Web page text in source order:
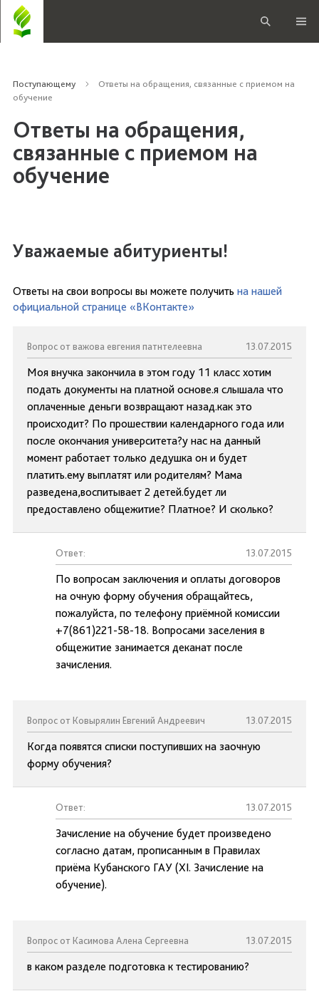
Поступающему
Ответы на обращения, связанные с приемом на
обучение
Ответы на обращения,
связанные с приемом на
обучение
Уважаемые абитуриенты!
Ответы на свои вопросы вы можете получить на нашей
официальной странице «ВКонтакте»
Вопрос от важова евгения патнтелеевна 13.07.2015
Моя внучка закончила в этом году 11 класс хотим
подать документы на платной основе.я слышала что
оплаченные деньги возвращают назад.как это
происходит? По прошествии календарного года или
после окончания университета?у нас на данный
момент работает только дедушка он и будет
платить.ему выплатят или родителям? Мама
разведена,воспитывает 2 детей.будет ли
предоставлено общежитие? Платное? И сколько?
Ответ: 13.07.2015
По вопросам заключения и оплаты договоров
на очную форму обучения обращайтесь,
пожалуйста, по телефону приёмной комиссии
+7(861)221-58-18. Вопросами заселения в
общежитие занимается деканат после
зачисления.
Вопрос от Ковырялин Евгений Андреевич 13.07.2015
Когда появятся списки поступивших на заочную
форму обучения?
Ответ: 13.07.2015
Зачисление на обучение будет произведено
согласно датам, прописанным в Правилах
приёма Кубанского ГАУ (XI. Зачисление на
обучение).
Вопрос от Касимова Алена Сергеевна 13.07.2015
в каком разделе подготовка к тестированию?